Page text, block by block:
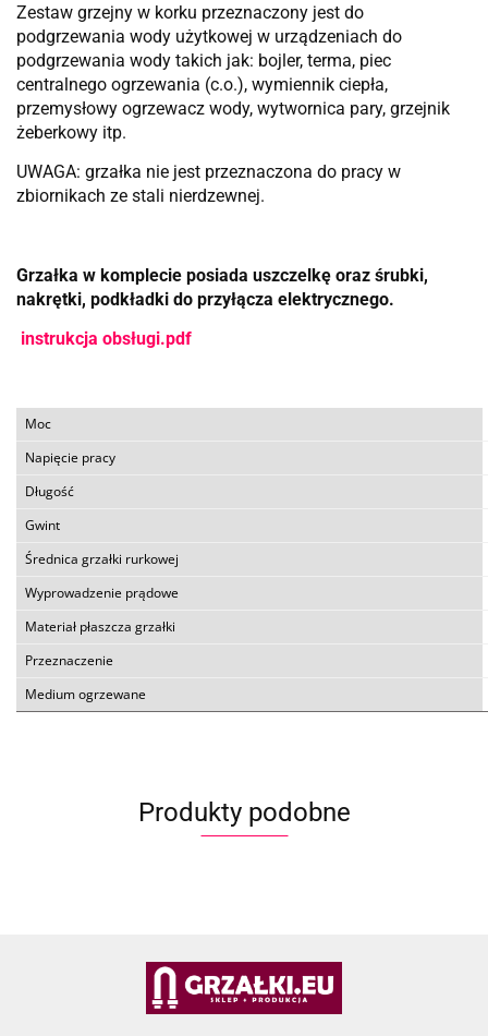
Zestaw grzejny w korku przeznaczony jest do
podgrzewania wody użytkowej w urządzeniach do
podgrzewania wody takich jak: bojler, terma, piec
centralnego ogrzewania (c.o.), wymiennik ciepła,
przemysłowy ogrzewacz wody, wytwornica pary, grzejnik
żeberkowy itp.
UWAGA: grzałka nie jest przeznaczona do pracy w
zbiornikach ze stali nierdzewnej.
Grzałka w komplecie posiada uszczelkę oraz śrubki,
nakrętki, podkładki do przyłącza elektrycznego.
instrukcja obsługi.pdf
Moc
Napięcie pracy
Długość
Gwint
Średnica grzałki rurkowej
Wyprowadzenie prądowe
Materiał płaszcza grzałki
Przeznaczenie
Medium ogrzewane
Produkty podobne